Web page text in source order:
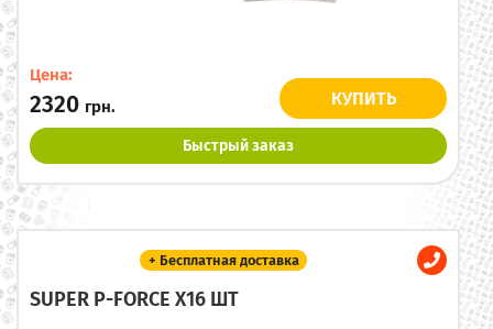
Цена:
2320 грн. КУПИТЬ
Быстрый заказ
+ Бесплатная доставка
SUPER P-FORCE X16 ШТ